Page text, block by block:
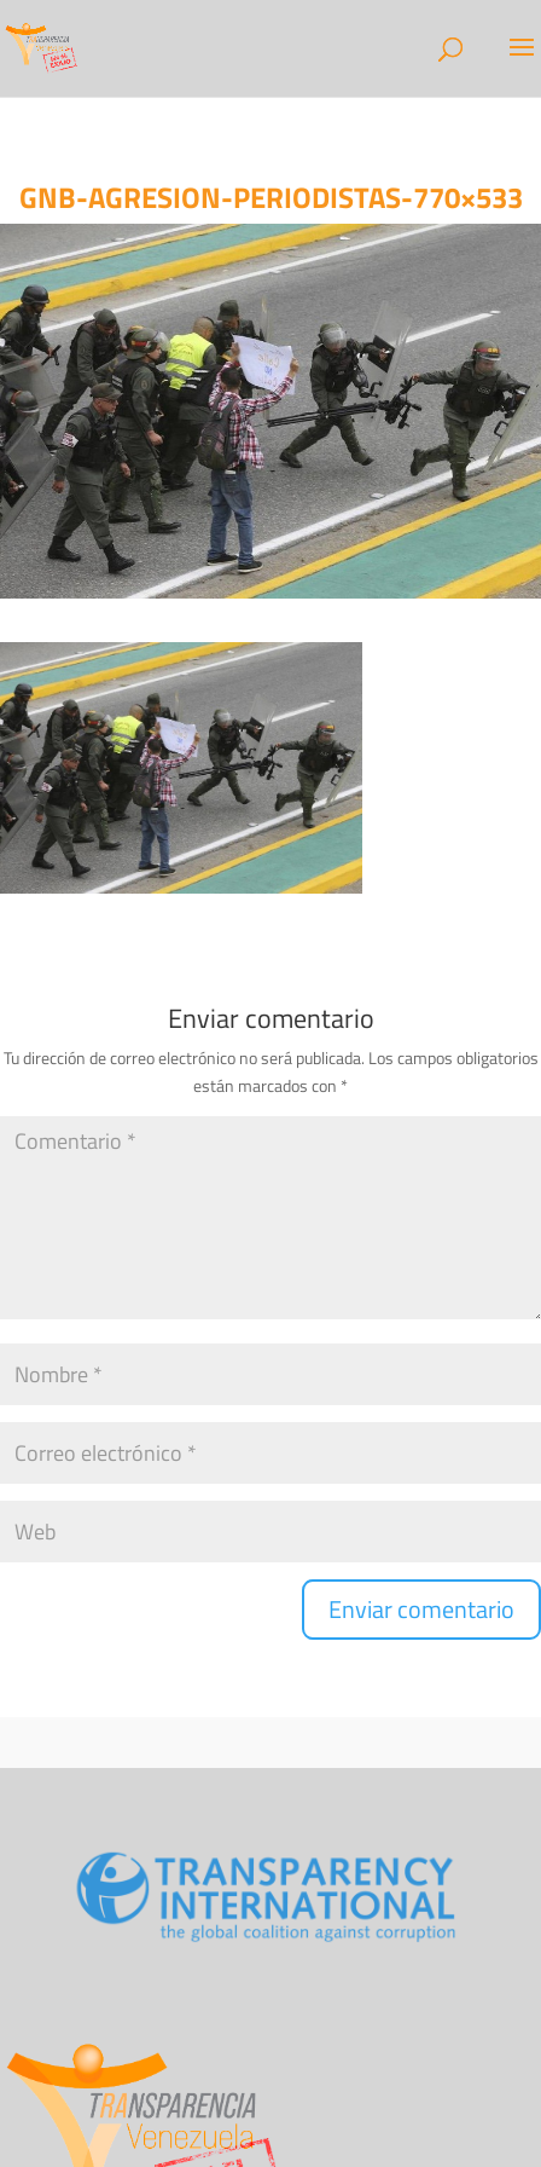
GNB-AGRESION-PERIODISTAS-770×533
Enviar comentario
Tu dirección de correo electrónico no será publicada. Los campos obligatorios
están marcados con *